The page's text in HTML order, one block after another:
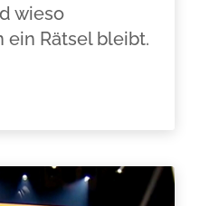
wieso
ein Rätsel bleibt.